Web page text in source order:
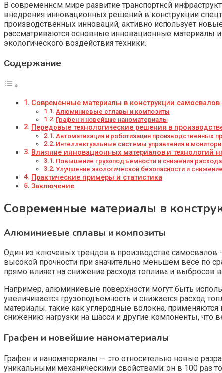
В современном мире развитие транспортной
внедрения инновационных решений в конструкции
производственных инноваций, активно использует
рассматриваются основные инновационные материалы
экологического воздействия техники.
Содержание
Современные материалы в конструкции самосвалов
Алюминиевые сплавы и композиты
Графен и новейшие наноматериалы
Передовые технологические решения в
Автоматизация и роботизация производственных
Интеллектуальные системы управления и
Влияние инновационных материалов и технологий
Повышение грузоподъемности и снижения расхода
Улучшение экологической безопасности и
Практические примеры и статистика
Заключение
Современные материалы в
Алюминиевые сплавы и композиты
Один из ключевых трендов в производстве самосвалов
высокой прочности при значительно меньшем весе по
прямо влияет на снижение расхода топлива и выбросов
Например, алюминиевые поверхности могут быть
увеличивается грузоподъемность и снижается расход
материалы, такие как углеродные волокна,
снижению нагрузки на шасси и другие компоненты, что
Графен и новейшие наноматериалы
Графен и наноматериалы — это относительно новые
уникальными механическими свойствами: он в 100 раз